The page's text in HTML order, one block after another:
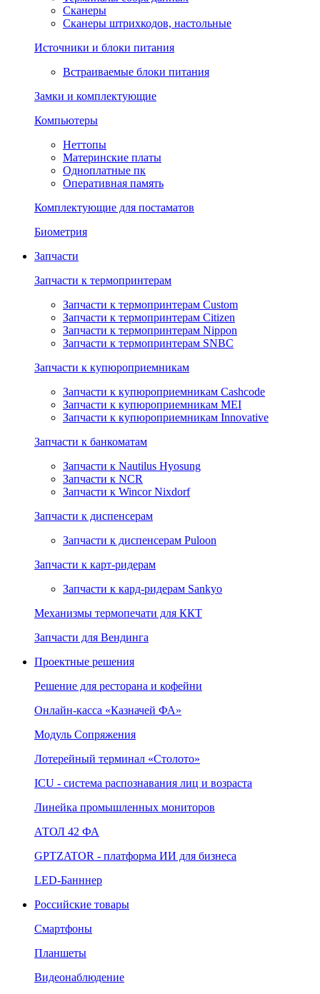
Сканеры
Сканеры штрихкодов, настольные
Источники и блоки питания
Встраиваемые блоки питания
Замки и комплектующие
Компьютеры
Неттопы
Материнские платы
Одноплатные пк
Оперативная память
Комплектующие для постаматов
Биометрия
Запчасти
Запчасти к термопринтерам
Запчасти к термопринтерам Custom
Запчасти к термопринтерам Citizen
Запчасти к термопринтерам Nippon
Запчасти к термопринтерам SNBC
Запчасти к купюроприемникам
Запчасти к купюроприемникам Cashcode
Запчасти к купюроприемникам MEI
Запчасти к купюроприемникам Innovative
Запчасти к банкоматам
Запчасти к Nautilus Hyosung
Запчасти к NCR
Запчасти к Wincor Nixdorf
Запчасти к диспенсерам
Запчасти к диспенсерам Puloon
Запчасти к карт-ридерам
Запчасти к кард-ридерам Sankyo
Механизмы термопечати для ККТ
Запчасти для Вендинга
Проектные решения
Решение для ресторана и кофейни
Онлайн‑касса «Казначей ФА»
Модуль Сопряжения
Лотерейный терминал «Столото»
ICU - система распознавания лиц и возраста
Линейка промышленных мониторов
АТОЛ 42 ФА
GPTZATOR - платформа ИИ для бизнеса
LED-Банннер
Российские товары
Смартфоны
Планшеты
Видеонаблюдение